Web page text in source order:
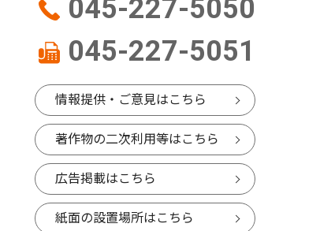
045-227-5050
045-227-5051
情報提供・ご意見はこちら
著作物の二次利用等はこちら
広告掲載はこちら
紙面の設置場所はこちら